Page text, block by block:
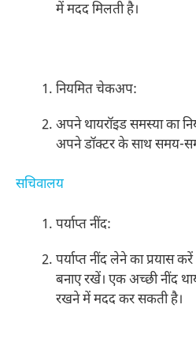
में मदद मिलती है।
नियमित चेकअप:
अपने थायरॉइड समस्या का
अपने डॉक्टर के साथ समय-
सचिवालय
पर्याप्त नींद:
पर्याप्त नींद लेने का प्रयास
बनाए रखें। एक अच्छी नींद
रखने में मदद कर सकती है।